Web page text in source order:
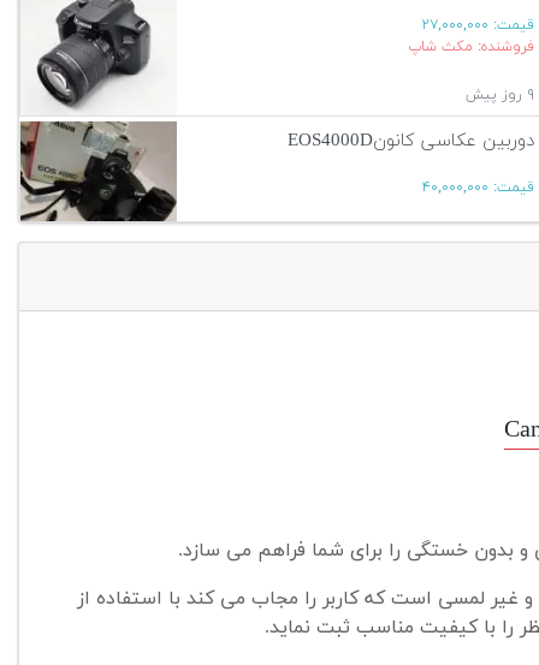
قیمت: ۲۷,۰۰۰,۰۰۰
فروشنده: مکث شاپ
۹ روز پیش
دوربین عکاسی کانونEOS4000D
قیمت: ۴۰,۰۰۰,۰۰۰
بدون خستگی را برای شما فراهم می سازد.
کانن، دارای صفحه نمایش 2.7 اینچی، ثابت و غیر لمسی است که کاربر را مجاب می کند با استفاده از
را با کیفیت مناسب ثبت نماید.